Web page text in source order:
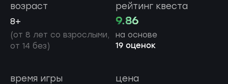
возраст
8+
(от 8 лет со взрослыми,
от 14 без)
рейтинг квеста
9.86
на основе
19 оценок
время игры цена